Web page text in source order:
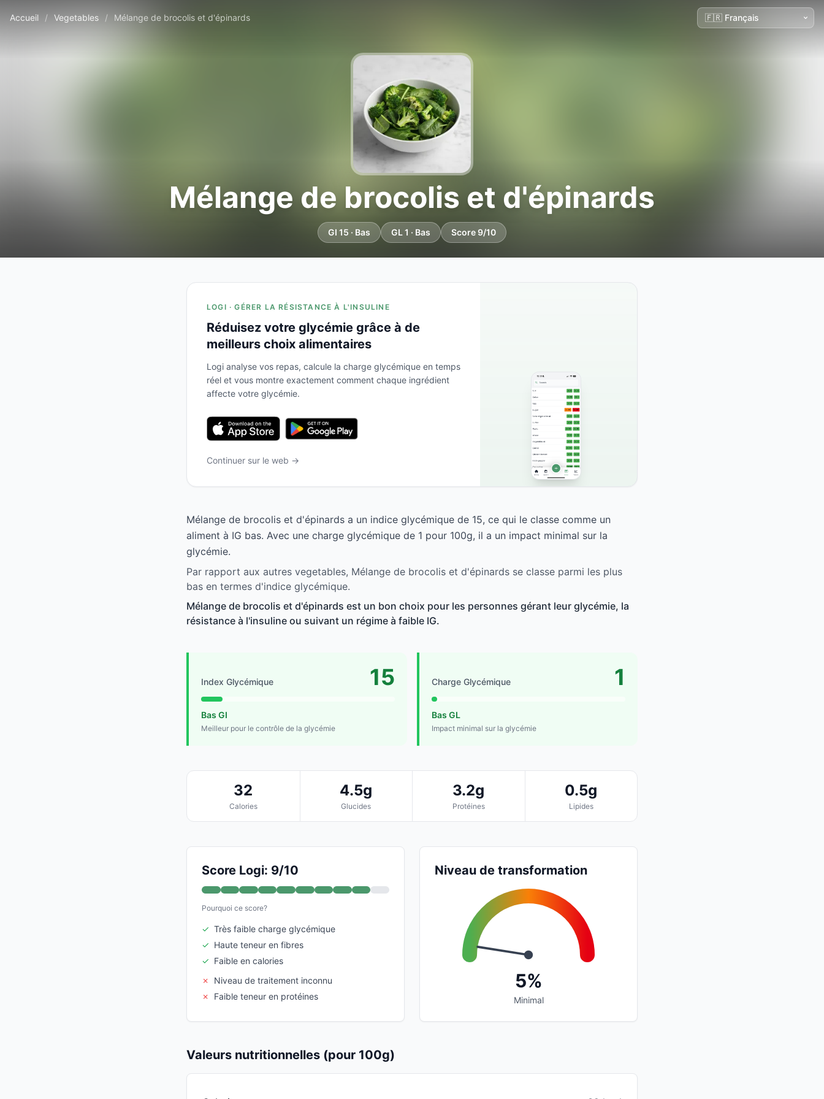
Accueil / Vegetables / Mélange de brocolis et d'épinards
Mélange de brocolis et d'épinards
GI 15 · Bas GL 1 · Bas Score 9/10
LOGI · GÉRER LA RÉSISTANCE À L'INSULINE
Réduisez votre glycémie grâce à de
meilleurs choix alimentaires
Logi analyse vos repas, calcule la charge glycémique en temps
réel et vous montre exactement comment chaque ingrédient
affecte votre glycémie.
Continuer sur le web →
Mélange de brocolis et d'épinards a un indice glycémique de 15, ce qui le classe comme un
aliment à IG bas. Avec une charge glycémique de 1 pour 100g, il a un impact minimal sur la
glycémie.
Par rapport aux autres vegetables, Mélange de brocolis et d'épinards se classe parmi les plus
bas en termes d'indice glycémique.
Mélange de brocolis et d'épinards est un bon choix pour les personnes gérant leur glycémie, la
résistance à l'insuline ou suivant un régime à faible IG.
Index Glycémique 15
Bas GI
Meilleur pour le contrôle de la glycémie
Charge Glycémique 1
Bas GL
Impact minimal sur la glycémie
32
Calories
4.5g
Glucides
3.2g
Protéines
0.5g
Lipides
Score Logi: 9/10
Pourquoi ce score?
✓ Très faible charge glycémique
✓ Haute teneur en fibres
✓ Faible en calories
✗
Niveau de traitement inconnu
✗
Faible teneur en protéines
Niveau de transformation
5%
Minimal
Valeurs nutritionnelles (pour 100g)